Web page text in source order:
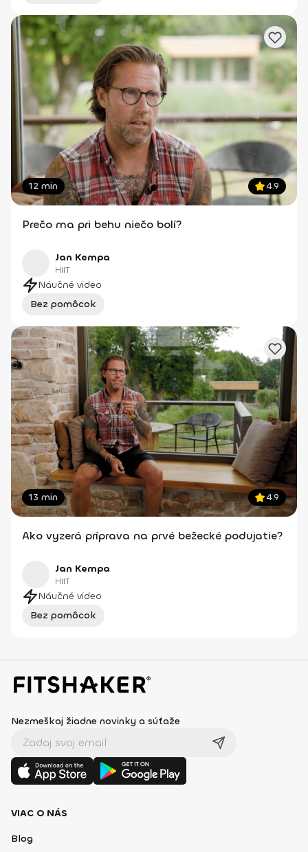
12 min 4.9
Prečo ma pri behu niečo bolí?
Jan Kempa
HIIT
Náučné video
Bez pomôcok
13 min 4.9
Ako vyzerá príprava na prvé bežecké podujatie?
Jan Kempa
HIIT
Náučné video
Bez pomôcok
Nezmeškaj žiadne novinky a súťaže
VIAC O NÁS
Blog